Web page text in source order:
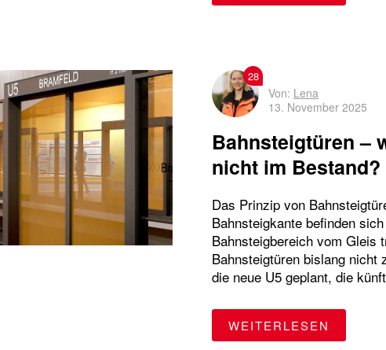
Bahnsteigtüren –
nicht im Bestand?
28
Von: Lena
13. November 2025
Das Prinzip von
Bahnsteigkante befinden
Bahnsteigbereich vom Gleis
Bahnsteigtüren bislang
die neue U5 geplant, die
WEITERLESEN